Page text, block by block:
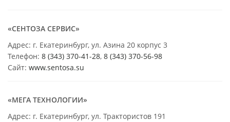
«СЕНТОЗА СЕРВИС»
Адрес: г. Екатеринбург, ул. Азина 20 корпус 3
Телефон: 8 (343) 370-41-28, 8 (343) 370-56-98
Сайт: www.sentosa.su
«МЕГА ТЕХНОЛОГИИ»
Адрес: г. Екатеринбург, ул. Трактористов 191